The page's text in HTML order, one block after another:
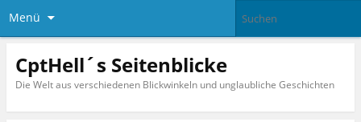
Menü
CptHell´s Seitenblicke
Die Welt aus verschiedenen Blickwinkeln und unglaubliche Geschichten